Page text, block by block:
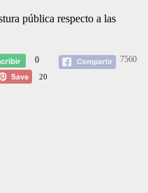
pública respecto a las
0
7560
20